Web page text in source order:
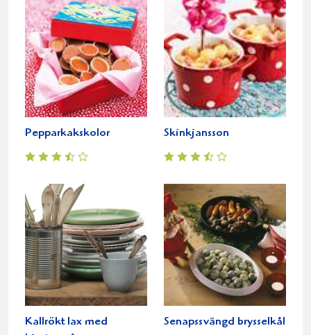
Pepparkakskolor Skinkjansson
Kallrökt lax med
Senapssvängd brysselkål